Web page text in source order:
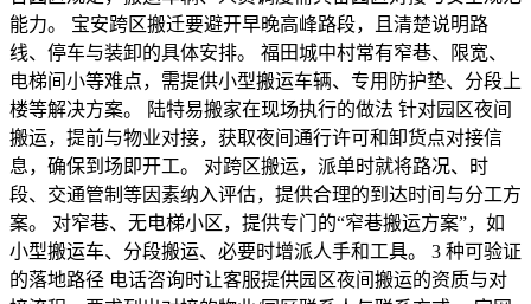
能力。 宝安跨区搬迁要避开早晚高峰路段，且清楚说明路
线、停车与装卸的具体安排。 福田城中村常有窄巷、限宽、
电梯间小等难点，需提供小型搬运车辆、专用防护垫、分段上
楼等解决方案。 陆特易搬家在现场执行的做法 针对园区夜间
搬运，提前与物业对接，获取夜间通行许可和卸货点对接信
息，确保到场即开工。 对跨区搬运，派单时就将路况、时
段、交通管制等因素纳入评估，提供合理的到达时间与分工方
案。 对窄巷、无电梯小区，提供专门的“窄巷搬运方案”，如
小型搬运车、分段搬运、必要时增派人手和工具。 3 种可验证
的落地路径 电话咨询时让客服提供园区夜间搬运的资质与对